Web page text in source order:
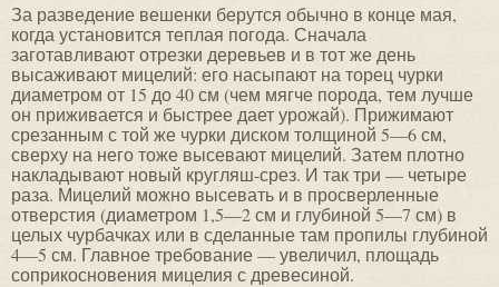
За разведение вешенки берутся обычно в конце мая,
когда установится теплая погода. Сначала
заготавливают отрезки деревьев и в тот же день
высаживают мицелий: его насыпают на торец чурки
диаметром от 15 до 40 см (чем мягче порода, тем лучше
он приживается и быстрее дает урожай). Прижимают
срезанным с той же чурки диском толщиной 5—6 см,
сверху на него тоже высевают мицелий. Затем плотно
накладывают новый кругляш-срез. И так три — четыре
раза. Мицелий можно высевать и в просверленные
отверстия (диаметром 1,5—2 см и глубиной 5—7 см) в
целых чурбачках или в сделанные там пропилы глубиной
4—5 см. Главное требование — увеличил, площадь
соприкосновения мицелия с древесиной.